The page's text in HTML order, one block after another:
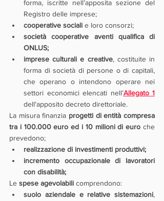
forma, iscritte nell’apposita sezione del
Registro delle imprese;
cooperative sociali e loro consorzi;
società cooperative aventi qualifica di
ONLUS;
imprese culturali e creative, costituite in
forma di società di persone o di capitali,
che operano o intendono operare nei
settori economici elencati nell’Allegato 1
dell'apposito decreto direttoriale.
La misura finanzia progetti di entità compresa
tra i 100.000 euro ed i 10 milioni di euro che
prevedono;
realizzazione di investimenti produttivi;
incremento occupazionale di lavoratori
con disabilità;
Le spese agevolabili comprendono:
suolo aziendale e relative sistemazioni,